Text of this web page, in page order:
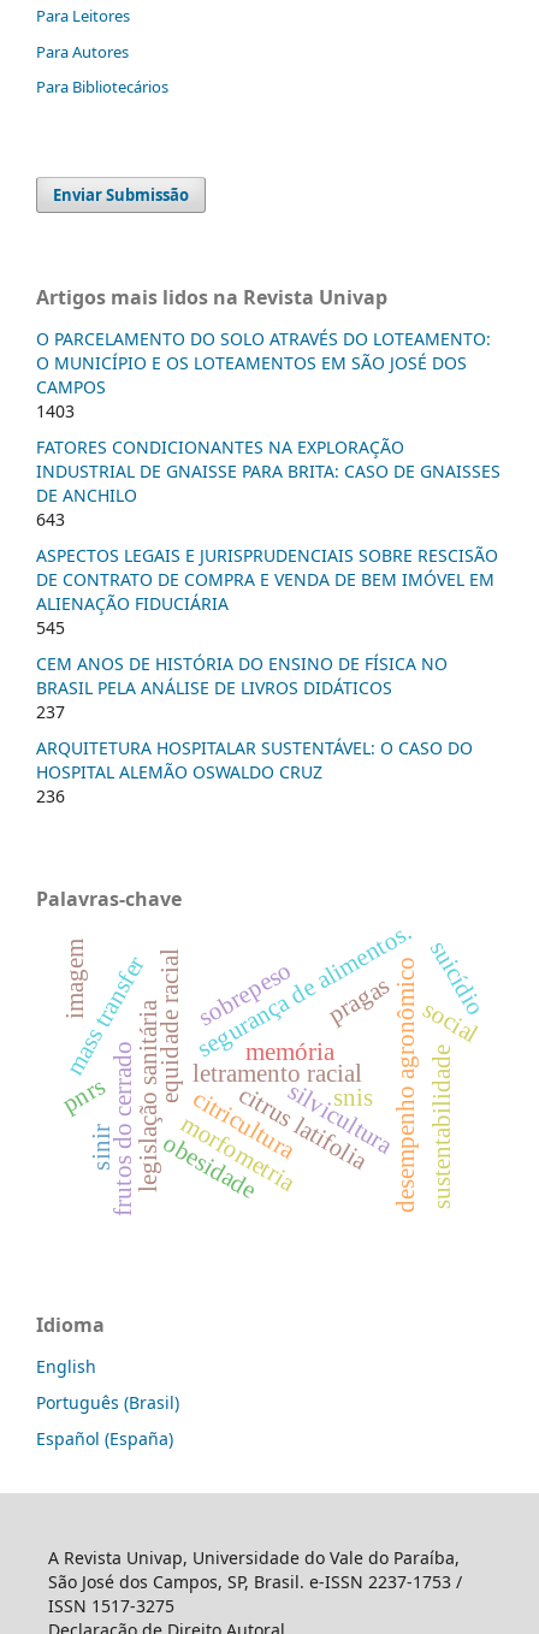
Para Leitores
Para Autores
Para Bibliotecários
Enviar Submissão
Artigos mais lidos na Revista Univap
O PARCELAMENTO DO SOLO ATRAVÉS DO LOTEAMENTO:
O MUNICÍPIO E OS LOTEAMENTOS EM SÃO JOSÉ DOS
CAMPOS
1403
FATORES CONDICIONANTES NA EXPLORAÇÃO
INDUSTRIAL DE GNAISSE PARA BRITA: CASO DE GNAISSES
DE ANCHILO
643
ASPECTOS LEGAIS E JURISPRUDENCIAIS SOBRE RESCISÃO
DE CONTRATO DE COMPRA E VENDA DE BEM IMÓVEL EM
ALIENAÇÃO FIDUCIÁRIA
545
CEM ANOS DE HISTÓRIA DO ENSINO DE FÍSICA NO
BRASIL PELA ANÁLISE DE LIVROS DIDÁTICOS
237
ARQUITETURA HOSPITALAR SUSTENTÁVEL: O CASO DO
HOSPITAL ALEMÃO OSWALDO CRUZ
236
Palavras-chave
equidade racial letramento racial
segurança de alimentos.
legislação sanitária citrus latifolia
citricultura desempenho agronômico
pragas
morfometriasilvicultura
sobrepeso
obesidade
mass transfer
frutos do cerrado
pnrs snis
sinir
memória
imagem
sustentabilidade
social
suicídio
Idioma
English
Português (Brasil)
Español (España)
A Revista Univap, Universidade do Vale do Paraíba,
São José dos Campos, SP, Brasil. e-ISSN 2237-1753 /
ISSN 1517-3275